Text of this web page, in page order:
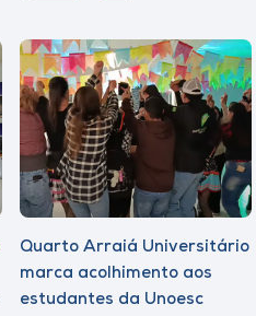
Quarto Arraiá Universitário
marca acolhimento aos
estudantes da Unoesc